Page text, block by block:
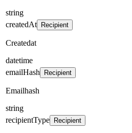
string
createdAt
Recipient
Createdat
datetime
emailHash
Recipient
Emailhash
string
recipientType
Recipient